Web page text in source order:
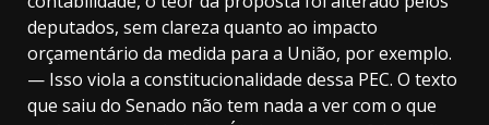
deputados, sem clareza quanto ao impacto
orçamentário da medida para a União, por exemplo.
— Isso viola a constitucionalidade dessa PEC. O texto
que saiu do Senado não tem nada a ver com o que